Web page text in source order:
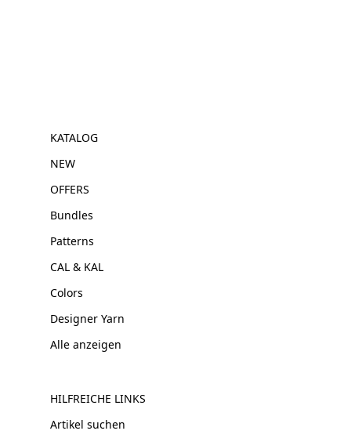
KATALOG
NEW
OFFERS
Bundles
Patterns
CAL & KAL
Colors
Designer Yarn
Alle anzeigen
HILFREICHE LINKS
Artikel suchen